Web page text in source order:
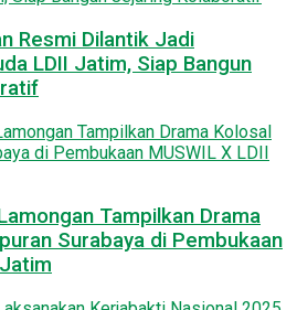
Resmi Dilantik Jadi
LDII Jatim, Siap Bangun
Tampilkan Drama
Surabaya di Pembukaan